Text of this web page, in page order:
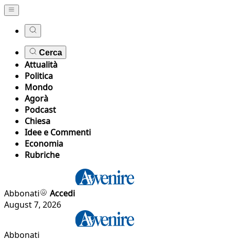
Cerca
Attualità
Politica
Mondo
Agorà
Podcast
Chiesa
Idee e Commenti
Economia
Rubriche
Abbonati
Accedi
August 7, 2026
Abbonati